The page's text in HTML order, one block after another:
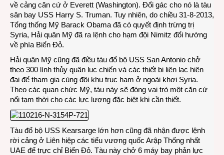
về cảng căn cứ ở Everett (Washington). Đổi gác cho nó là tàu
sân bay USS Harry S. Truman. Tuy nhiên, do chiều 31-8-2013,
Tổng thống Mỹ Barack Obama đã có quyết định trừng trị
Syria, Hải quân Mỹ đã ra lệnh cho hạm đội Nimitz đổi hướng
về phía Biển Đỏ.
Hải quân Mỹ cũng đã điều tàu đổ bộ USS San Antonio chở
theo 300 lính thủy quân lục chiến và các thiết bị liên lạc hiện
đại để tham gia cùng đội khu trục hạm ở ngoài khơi Syria.
Theo các quan chức Mỹ, tàu này sẽ đóng vai trò một căn cứ
nổi tạm thời cho các lực lượng đặc biệt khi cần thiết.
Tàu đổ bộ USS Kearsarge lớn hơn cũng đã nhận được lệnh
rời cảng ở Liên hiệp các tiểu vương quốc Arập Thống nhất
UAE để trực chỉ Biển Đỏ. Tàu này chở 6 máy bay phản lực